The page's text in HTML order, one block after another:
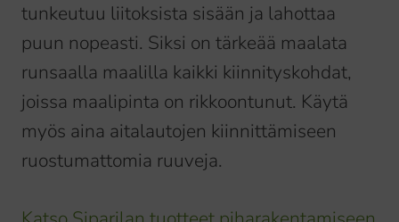
tunkeutuu liitoksista sisään ja lahottaa
puun nopeasti. Siksi on tärkeää maalata
runsaalla maalilla kaikki kiinnityskohdat,
joissa maalipinta on rikkoontunut. Käytä
myös aina aitalautojen kiinnittämiseen
ruostumattomia ruuveja.